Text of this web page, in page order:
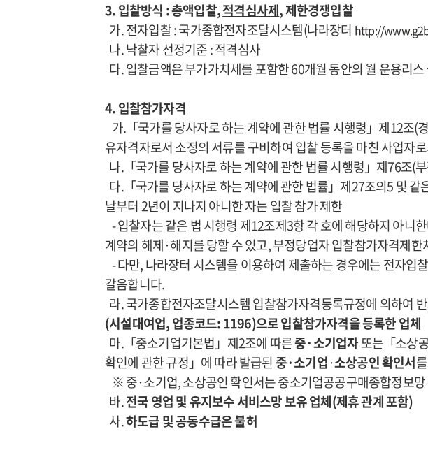
3. 입찰방식 : 총액입찰,적격심사제, 제한경쟁입찰
가. 전자입찰 : 국가종합전자조달시스템(나라장터 http://
나. 낙찰자 선정기준 : 적격심사
다. 입찰금액은 부가가치세를 포함한 60개월 동안의 월 운용리
4. 입찰참가자격
가.「국가를 당사자로 하는 계약에 관한 법률 시행령」제12조
유자격자로서 소정의 서류를 구비하여 입찰 등록을 마친 사업자
나.「국가를 당사자로 하는 계약에 관한 법률 시행령」제76조(
다.「국가를 당사자로 하는 계약에 관한 법률」제27조의5 및 같
날부터 2년이 지나지 아니한 자는 입찰 참가 제한
- 입찰자는 같은 법 시행령 제12조제3항 각 호에 해당하지 아니
계약의 해제·해지를 당할 수 있고, 부정당업자 입찰참가자격제한
- 다만, 나라장터 시스템을 이용하여 제출하는 경우에는 전자
갈음합니다.
라. 국가종합전자조달시스템 입찰참가자격등록규정에 의하여
(시설대여업, 업종코드: 1196)으로 입찰참가자격을 등록한 업체
마.「중소기업기본법」제2조에 따른중·소기업자또는「소상
확인에 관한 규정」에 따라 발급된중·소기업·소상공인 확인서
※ 중·소기업, 소상공인 확인서는 중소기업공공구매종합정보
바.전국 영업 및 유지보수 서비스망 보유 업체(제휴 관계 포함)
사.하도급 및 공동수급은 불허